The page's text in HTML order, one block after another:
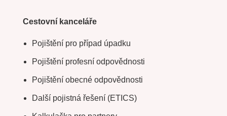
Cestovní kanceláře
Pojištění pro případ úpadku
Pojištění profesní odpovědnosti
Pojištění obecné odpovědnosti
Další pojistná řešení (ETICS)